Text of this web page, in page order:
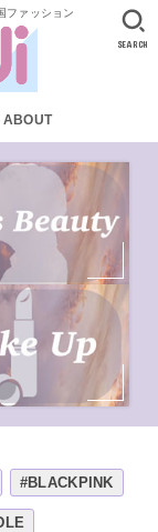
ファッション
ABOUT
SEARCH
#BLACKPINK